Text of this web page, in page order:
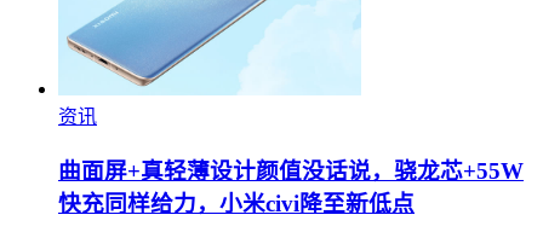
资讯
曲面屏+真轻薄设计颜值没话说，骁龙芯+55W
快充同样给力，小米civi降至新低点